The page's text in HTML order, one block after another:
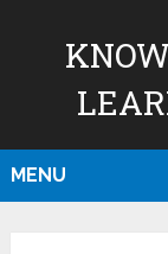
MENU